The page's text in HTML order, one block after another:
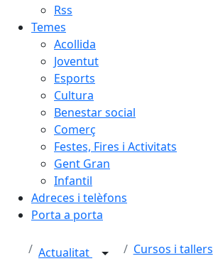
Rss
Temes
Acollida
Joventut
Esports
Cultura
Benestar social
Comerç
Festes, Fires i Activitats
Gent Gran
Infantil
Adreces i telèfons
Porta a porta
Actualitat Cursos i tallers